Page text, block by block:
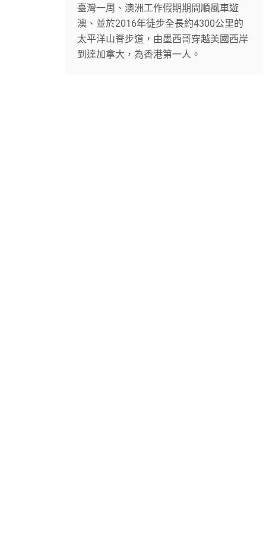
臺灣一周、澳洲工作假期期間順風車遊
澳、並於2016年徒步全長約4300公里的
太平洋山脊步道，由墨西哥穿越美國西岸
到達加拿大，為香港第一人。